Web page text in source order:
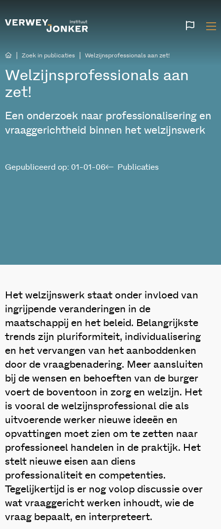
Zoek in publicaties Welzijnsprofessionals aan zet!
Welzijnsprofessionals aan
zet!
Een onderzoek naar professionalisering en
vraaggerichtheid binnen het welzijnswerk
Publicaties
Gepubliceerd op: 01-01-06
Het welzijnswerk staat onder invloed van
ingrijpende veranderingen in de
maatschappij en het beleid. Belangrijkste
trends zijn pluriformiteit, individualisering
en het vervangen van het aanboddenken
door de vraagbenadering. Meer aansluiten
bij de wensen en behoeften van de burger
voert de boventoon in zorg en welzijn. Het
is vooral de welzijnsprofessional die als
uitvoerende werker nieuwe ideeën en
opvattingen moet zien om te zetten naar
professioneel handelen in de praktijk. Het
stelt nieuwe eisen aan diens
professionaliteit en competenties.
Tegelijkertijd is er nog volop discussie over
wat vraaggericht werken inhoudt, wie de
vraag bepaalt, en interpreteert.